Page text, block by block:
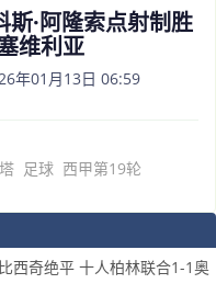
·阿隆索点射制胜
维利亚
01月13日 06:59
足球 西甲第19轮
西奇绝平 十人柏林联合1-1奥